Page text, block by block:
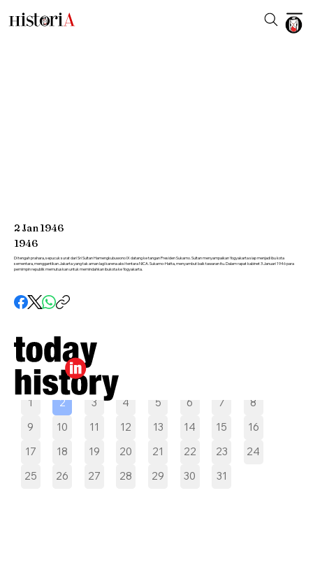
Pilih tanggal
1 2 3 4 5 6 7
8
9
10 11 12 13 14 15
16
17
18 19 20 21 22 23
24
25
26 27 28 29 30 31
2Jan1946
1946
Di tengah prahara, sepucuk surat dari Sri Sultan Hamengkubuwono IX datang ke tangan Presiden Sukarno. Sultan menyampaikan Yogyakarta siap menjadi ibu kota
sementara, menggantikan Jakarta yang tak aman lagi karena aksi tentara NICA. Sukarno-Hatta, menyambut baik tawaran itu. Dalam rapat kabinet 3 Januari 1946 para
pemimpin republik memutuskan untuk memindahkan ibukota ke Yogyakarta.